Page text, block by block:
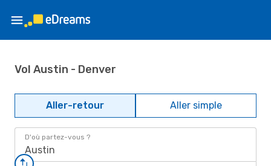
Vol Austin - Denver
Aller-retour Aller simple
D'où partez-vous ?
Austin